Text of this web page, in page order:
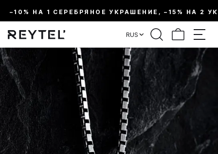
–10% НА 1 СЕРЕБРЯНОЕ УКРАШЕНИЕ, –15% НА 2
RUS